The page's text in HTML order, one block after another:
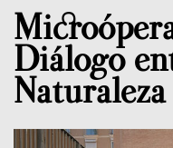
Diálogo
Naturaleza